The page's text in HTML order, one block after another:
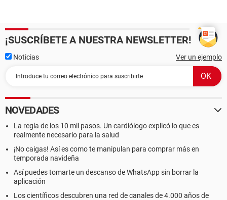
¡SUSCRÍBETE A NUESTRA NEWSLETTER!
Noticias Ver un ejemplo
NOVEDADES
La regla de los 10 mil pasos. Un cardiólogo explicó lo que es
realmente necesario para la salud
¡No caigas! Así es como te manipulan para comprar más en
temporada navideña
Así puedes tomarte un descanso de WhatsApp sin borrar la
aplicación
Los científicos descubren una red de canales de 4.000 años de